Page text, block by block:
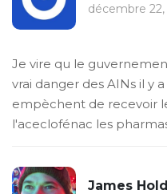
décembre 22,
Je vire qu le
vrai danger des AINs il y
empèchent de recevoir
l'aceclofénac les
James